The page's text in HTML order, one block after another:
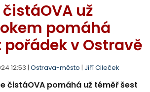
už
pomáhá
v Ostravě
12:53 | Ostrava-město | Jiří Cileček
čistáOVA pomáhá už téměř šest